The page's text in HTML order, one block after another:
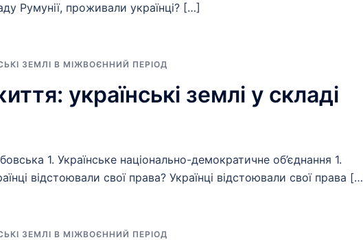
Румунії, проживали українці? […]
ЗЕМЛІ В МІЖВОЄННИЙ ПЕРІОД
українські землі у складі
1. Українське національно-демократичне об’єднання 1.
відстоювали свої права? Українці відстоювали свої права
ЗЕМЛІ В МІЖВОЄННИЙ ПЕРІОД